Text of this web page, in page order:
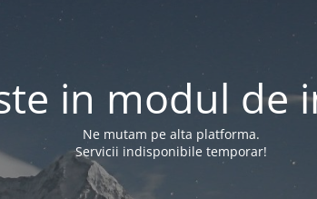
in modul de
Ne mutam pe alta platforma.
Servicii indisponibile temporar!